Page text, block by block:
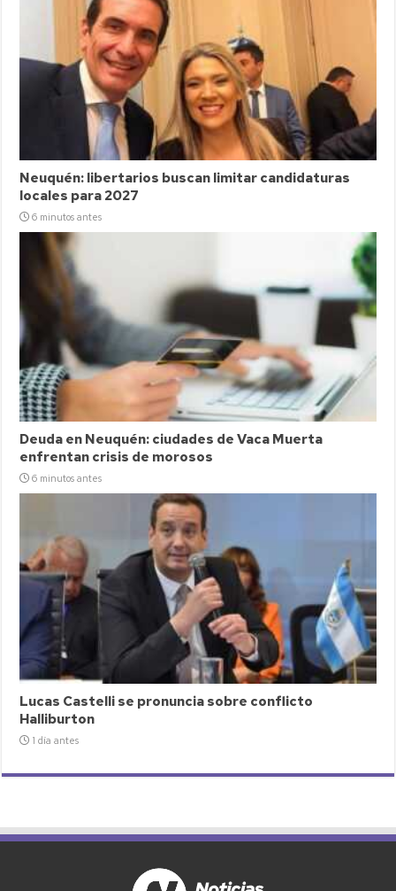
Neuquén: libertarios buscan limitar candidaturas
locales para 2027
6 minutos antes
Deuda en Neuquén: ciudades de Vaca Muerta
enfrentan crisis de morosos
6 minutos antes
Lucas Castelli se pronuncia sobre conflicto
Halliburton
1 día antes